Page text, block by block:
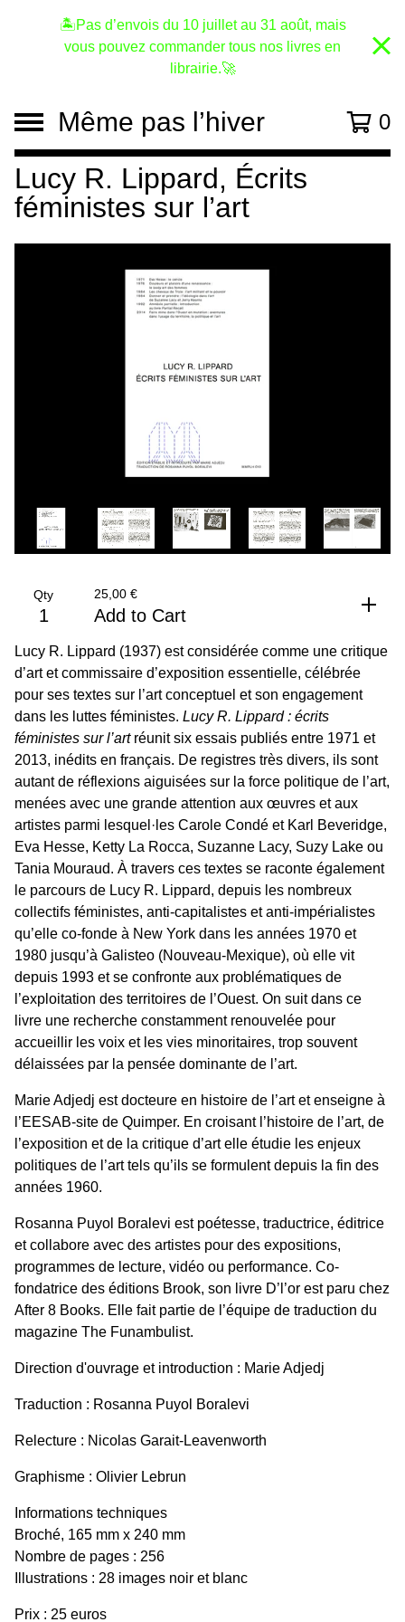
🏝️Pas d’envois du 10 juillet au 31 août, mais
vous pouvez commander tous nos livres en
librairie.🚀
Même pas l’hiver 0
Lucy R. Lippard, Écrits
féministes sur l’art
Qty 25,00 €
Add to Cart
Lucy R. Lippard (1937) est considérée comme une critique
d’art et commissaire d’exposition essentielle, célébrée
pour ses textes sur l’art conceptuel et son engagement
dans les luttes féministes. Lucy R. Lippard : écrits
féministes sur l’art réunit six essais publiés entre 1971 et
2013, inédits en français. De registres très divers, ils sont
autant de réflexions aiguisées sur la force politique de l’art,
menées avec une grande attention aux œuvres et aux
artistes parmi lesquel·les Carole Condé et Karl Beveridge,
Eva Hesse, Ketty La Rocca, Suzanne Lacy, Suzy Lake ou
Tania Mouraud. À travers ces textes se raconte également
le parcours de Lucy R. Lippard, depuis les nombreux
collectifs féministes, anti-capitalistes et anti-impérialistes
qu’elle co-fonde à New York dans les années 1970 et
1980 jusqu’à Galisteo (Nouveau-Mexique), où elle vit
depuis 1993 et se confronte aux problématiques de
l’exploitation des territoires de l’Ouest. On suit dans ce
livre une recherche constamment renouvelée pour
accueillir les voix et les vies minoritaires, trop souvent
délaissées par la pensée dominante de l’art.
Marie Adjedj est docteure en histoire de l’art et enseigne à
l’EESAB-site de Quimper. En croisant l’histoire de l’art, de
l’exposition et de la critique d’art elle étudie les enjeux
politiques de l’art tels qu’ils se formulent depuis la fin des
années 1960.
Rosanna Puyol Boralevi est poétesse, traductrice, éditrice
et collabore avec des artistes pour des expositions,
programmes de lecture, vidéo ou performance. Co-
fondatrice des éditions Brook, son livre D’l’or est paru chez
After 8 Books. Elle fait partie de l’équipe de traduction du
magazine The Funambulist.
Direction d'ouvrage et introduction : Marie Adjedj
Traduction : Rosanna Puyol Boralevi
Relecture : Nicolas Garait-Leavenworth
Graphisme : Olivier Lebrun
Informations techniques
Broché, 165 mm x 240 mm
Nombre de pages : 256
Illustrations : 28 images noir et blanc
Prix : 25 euros